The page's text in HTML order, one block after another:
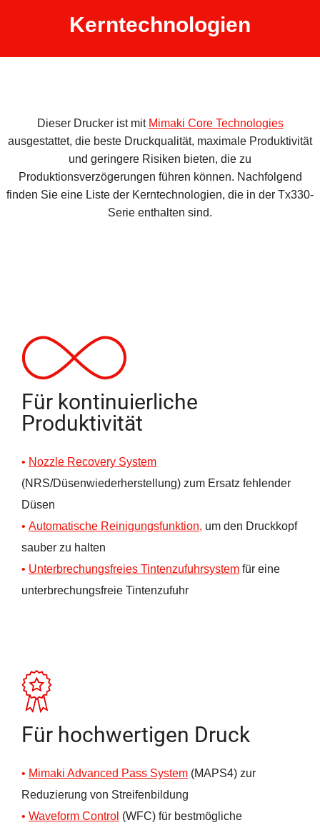
Kerntechnologien
Dieser Drucker ist mit Mimaki Core Technologies
ausgestattet, die beste Druckqualität, maximale Produktivität
und geringere Risiken bieten, die zu
Produktionsverzögerungen führen können. Nachfolgend
finden Sie eine Liste der Kerntechnologien, die in der Tx330-
Serie enthalten sind.
Für kontinuierliche
Produktivität
Nozzle Recovery System
(NRS/Düsenwiederherstellung) zum Ersatz fehlender
Düsen
Automatische Reinigungsfunktion, um den Druckkopf
sauber zu halten
Unterbrechungsfreies Tintenzufuhrsystem für eine
unterbrechungsfreie Tintenzufuhr
Für hochwertigen Druck
Mimaki Advanced Pass System (MAPS4) zur
Reduzierung von Streifenbildung
Waveform Control (WFC) für bestmögliche